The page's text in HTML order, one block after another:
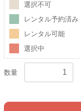
選択不可
レンタル予約済み
レンタル可能
選択中
数量